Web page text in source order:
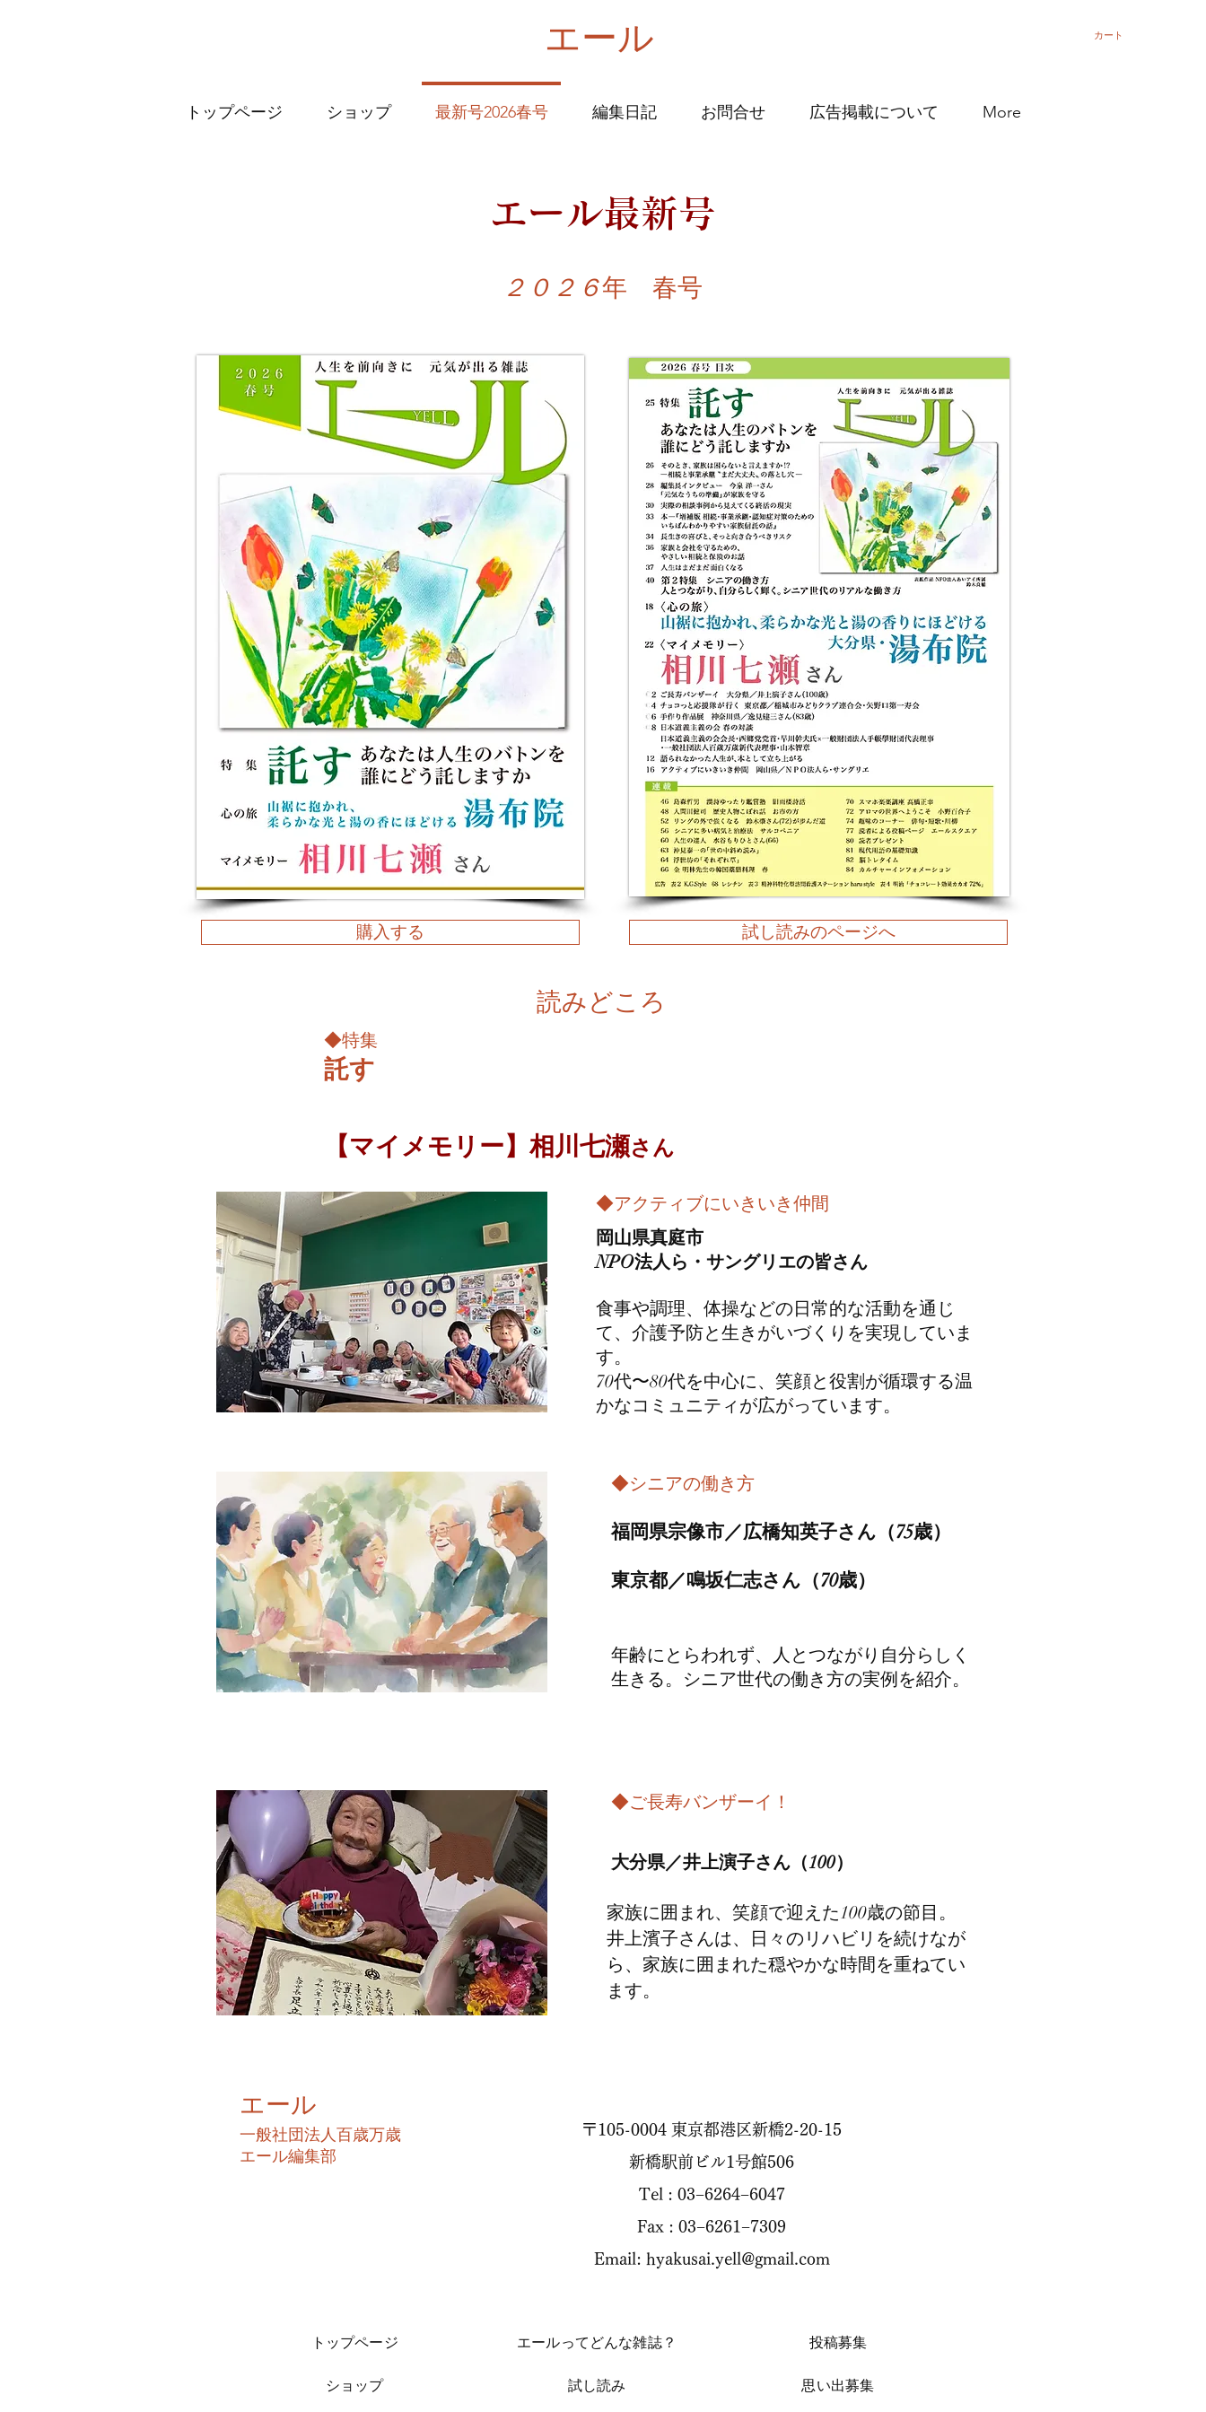
エール カート
トップページ ショップ 最新号2026春号 編集日記 お問合せ 広告掲載について More
エール最新号
​２０２６年 春号
購入する 試し読みのページへ
​読みどころ
◆特集
託す
​【マイメモリー】相川七瀬さん
◆アクティブにいきいき仲間
岡山県真庭市
NPO法人ら・サングリエの皆さん
食事や調理、体操などの日常的な活動を通じ
て、介護予防と生きがいづくりを実現していま
す。
70代〜80代を中心に、笑顔と役割が循環する温
かなコミュニティが広がっています。
◆シニアの働き方
福岡県宗像市／広橋知英子さん（75歳）
​東京都／鳴坂仁志さん（70歳）
年齢にとらわれず、人とつながり自分らしく
生きる。シニア世代の働き方の実例を紹介。
◆ご長寿バンザーイ！
大分県／井上演子さん（100）
家族に囲まれ、笑顔で迎えた100歳の節目。
井上濱子さんは、日々のリハビリを続けなが
ら、家族に囲まれた穏やかな時間を重ねてい
ます。
エール
​一般社団法人百歳万歳
​エール編集部
〒105-0004 東京都港区新橋2-20-15
新橋駅前ビル1号館506
Tel : 03−6264−6047
Fax : 03−6261−7309
Email: hyakusai.yell@gmail.com
トップページ
ショップ
エールってどんな雑誌？
試し読み
投稿募集
思い出募集